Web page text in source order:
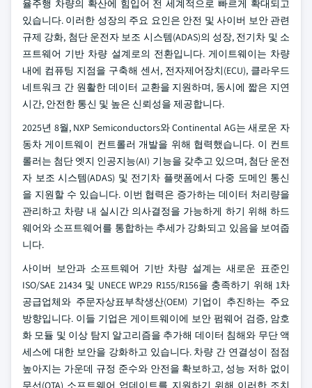
율주행 차량의 확산에 힘입어 전 세계적으로 빠르게 확대되고
있습니다. 이러한 성장의 주요 요인은 안전 및 사이버 보안 관련
규제 강화, 첨단 운전자 보조 시스템(ADAS)의 성장, 전기차 및 소
프트웨어 기반 차량 설계로의 전환입니다. 게이트웨이는 차량
내에 컴퓨팅 지점을 구축해 센서, 전자제어장치(ECU), 클라우드
네트워크 간 원활한 데이터 교환을 지원하며, 동시에 짧은 지연
시간, 안전한 통신 및 높은 신뢰성을 제공합니다.
2025년 8월, NXP Semiconductors와 Continental AG는 새로운 자
동차 게이트웨이 컨트롤러 개발을 위해 협력했습니다. 이 컨트
롤러는 첨단 엣지 인공지능(AI) 기능을 갖추고 있으며, 첨단 운전
자 보조 시스템(ADAS) 및 전기차 플랫폼에서 다중 도메인 통신
을 지원할 수 있습니다. 이번 협력은 증가하는 데이터 처리량을
관리하고 차량 내 실시간 의사결정을 가능하게 하기 위해 하드
웨어와 소프트웨어를 통합하는 추세가 강화되고 있음을 보여줍
니다.
사이버 보안과 소프트웨어 기반 차량 설계는 새로운 표준인
ISO/SAE 21434 및 UNECE WP.29 R155/R156을 충족하기 위해 1차
공급업체와 주문자상표부착생산(OEM) 기업이 추진하는 주요
방향입니다. 이들 기업은 게이트웨이에 보안 펌웨어 검증, 암호
화 모듈 및 이상 탐지 알고리즘을 추가해 데이터 침해와 무단 액
세스에 대한 보안을 강화하고 있습니다. 차량 간 연결성이 점점
높아지는 가운데 규정 준수와 안전을 확보하고, 성능 저하 없이
무선(OTA) 소프트웨어 업데이트를 지원하기 위해 이러한 조치